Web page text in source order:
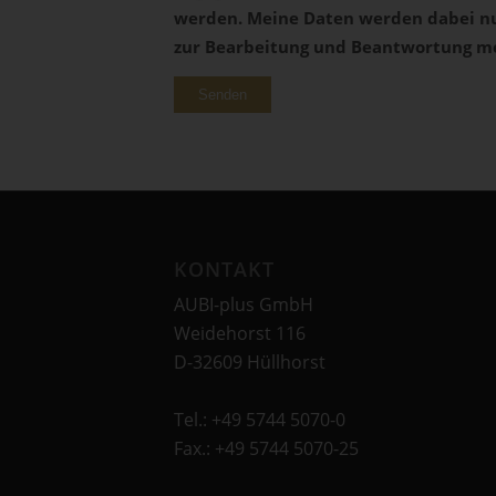
werden. Meine Daten werden dabei
zur Bearbeitung und Beantwortung
Bitte lasse dieses Feld leer.
AUBI-plus GmbH
Weidehorst 116
D-32609 Hüllhorst
Tel.: +49 5744 5070-0
Fax.: +49 5744 5070-25